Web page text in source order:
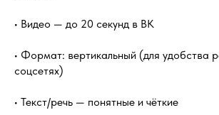
• Видео — до 20 секунд в ВК
• Формат: вертикальный (для удобства
соцсетях)
• Текст/речь — понятные и чёткие